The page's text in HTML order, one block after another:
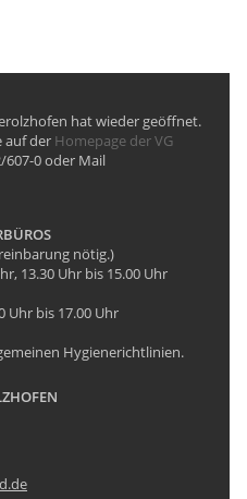
hat wieder geöffnet.
auf der Homepage der VG
607-0 oder Mail
nötig.)
13.30 Uhr bis 15.00 Uhr
Uhr bis 17.00 Uhr
Hygienerichtlinien.